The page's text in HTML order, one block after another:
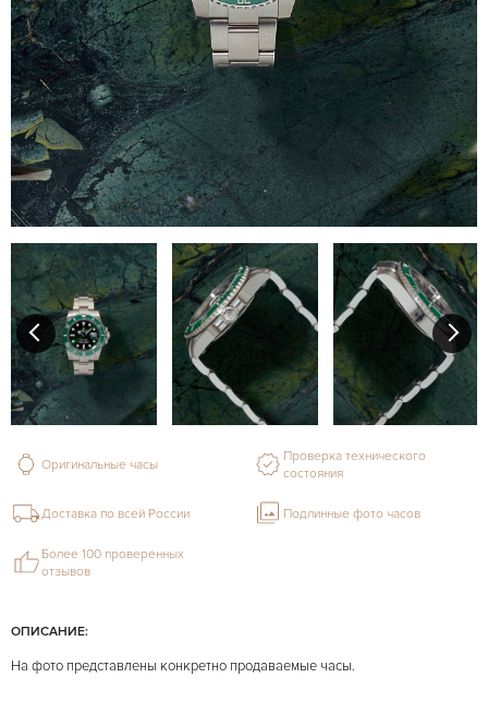
ОПИСАНИЕ:
На фото представлены конкретно продаваемые часы.
Оригинальные часы
Проверка технического
состояния
Доставка по всей России Подлинные фото часов
Более 100 проверенных
отзывов